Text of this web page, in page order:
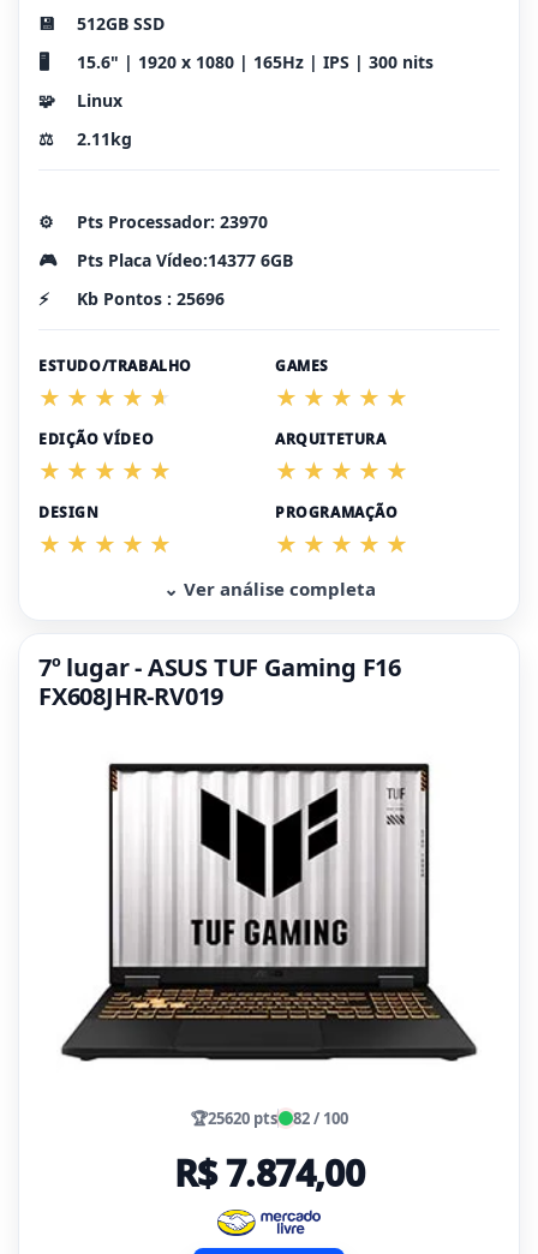
💾
512GB SSD
🖥️
15.6" | 1920 x 1080 | 165Hz | IPS | 300 nits
🧩
Linux
⚖️
2.11kg
⚙️
Pts Processador: 23970
🎮
Pts Placa Vídeo:14377 6GB
⚡
Kb Pontos : 25696
ESTUDO/TRABALHO GAMES
EDIÇÃO VÍDEO ARQUITETURA
DESIGN PROGRAMAÇÃO
⌄ Ver análise completa
7º lugar - ASUS TUF Gaming F16
FX608JHR-RV019
🏆25620 pts 82 / 100
R$ 7.874,00